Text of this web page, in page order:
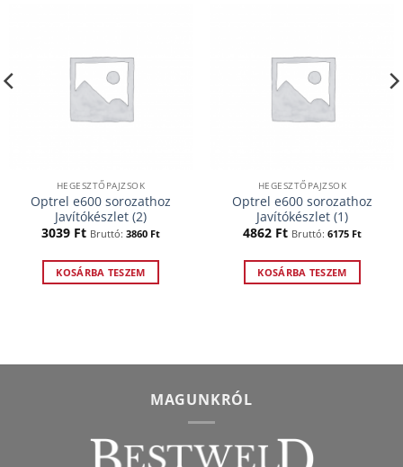
HEGESZTŐPAJZSOK
Optrel e600 sorozathoz
Javítókészlet (2)
3039 Ft Bruttó: 3860 Ft
KOSÁRBA TESZEM
HEGESZTŐPAJZSOK
Optrel e600 sorozathoz
Javítókészlet (1)
4862 Ft Bruttó: 6175 Ft
KOSÁRBA TESZEM
MAGUNKRÓL